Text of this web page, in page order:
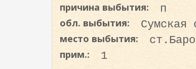
причина выбытия: п
обл. выбытия: Сумская
место выбытия:
прим.: 1